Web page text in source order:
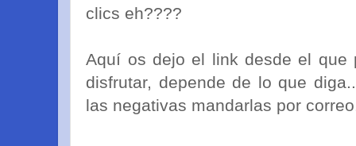
clics eh????
Aquí os dejo el link desde el que
disfrutar, depende de lo que
las negativas mandarlas por